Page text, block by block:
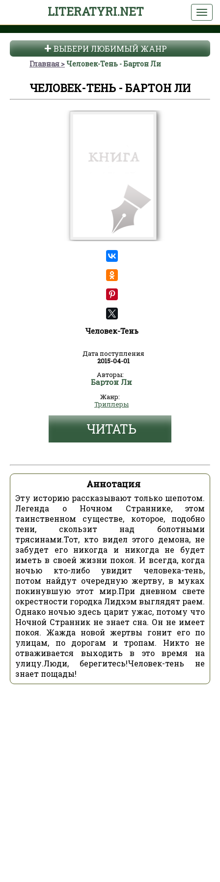
LITERATYRI.NET
ВЫБЕРИ ЛЮБИМЫЙ ЖАНР
Главная Человек-Тень - Бартон Ли
ЧЕЛОВЕК-ТЕНЬ - БАРТОН ЛИ
Человек-Тень
Дата поступления
2015-04-01
Авторы:
Бартон Ли
Жанр:
Триллеры
ЧИТАТЬ
Аннотация
Эту историю рассказывают только шепотом.
Легенда о Ночном Страннике, этом
таинственном существе, которое, подобно
тени, скользит над болотными
трясинами.Тот, кто видел этого демона, не
забудет его никогда и никогда не будет
иметь в своей жизни покоя. И всегда, когда
ночью кто-либо увидит человека-тень,
потом найдут очередную жертву, в муках
покинувшую этот мир.При дневном свете
окрестности городка Лидхэм выглядят раем.
Однако ночью здесь царит ужас, потому что
Ночной Странник не знает сна. Он не имеет
покоя. Жажда новой жертвы гонит его по
улицам, по дорогам и тропам. Никто не
отваживается выходить в это время на
улицу.Люди, берегитесь!Человек-тень не
знает пощады!